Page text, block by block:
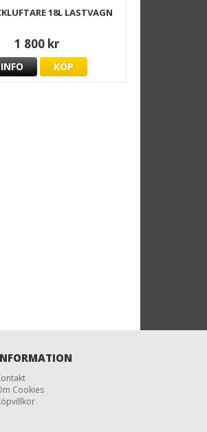
18L LASTVAGN
1 800 kr
INFO KÖP
Cookies